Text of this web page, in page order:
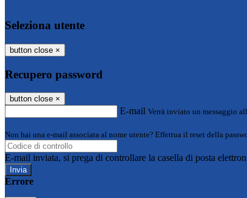
Seleziona utente
button close ×
Recupero password
button close ×
E-mail Verrà inviato un messaggio
Non hai una e-mail associata al nome utente? Effettua il reset della
E-mail inviata, si prega di controllare la casella di posta
Errore